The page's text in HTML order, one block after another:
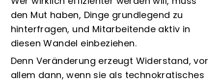
den Mut haben, Dinge grundlegend zu
hinterfragen, und Mitarbeitende aktiv in
diesen Wandel einbeziehen.
Denn Veränderung erzeugt Widerstand, vor
allem dann, wenn sie als technokratisches